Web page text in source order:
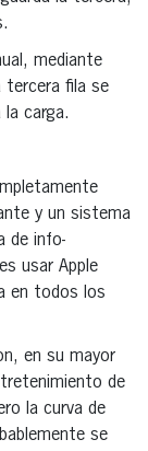
mediante
tercera fila se
carga.
y un sistema
de info-
usar Apple
en todos los
en su mayor
de
la curva de
se